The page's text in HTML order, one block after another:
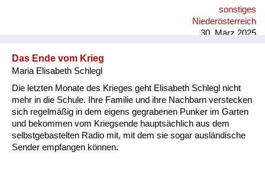
sonstiges
Niederösterreich
30. März 2025
Das Ende vom Krieg
Maria Elisabeth Schlegl
Die letzten Monate des Krieges geht Elisabeth Schlegl nicht
mehr in die Schule. Ihre Familie und ihre Nachbarn verstecken
sich regelmäßig in dem eigens gegrabenen Punker im Garten
und bekommen vom Kriegsende hauptsächlich aus dem
selbstgebastelten Radio mit, mit dem sie sogar ausländische
Sender empfangen können.